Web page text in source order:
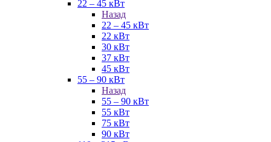
22 – 45 кВт
Назад
22 – 45 кВт
22 кВт
30 кВт
37 кВт
45 кВт
55 – 90 кВт
Назад
55 – 90 кВт
55 кВт
75 кВт
90 кВт